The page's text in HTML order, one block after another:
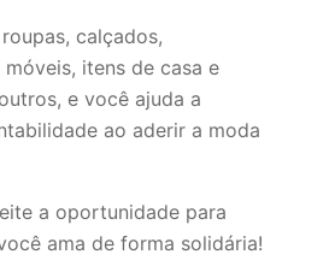
calçados,
itens de casa e
e você ajuda a
ao aderir a moda
a oportunidade para
ama de forma solidária!